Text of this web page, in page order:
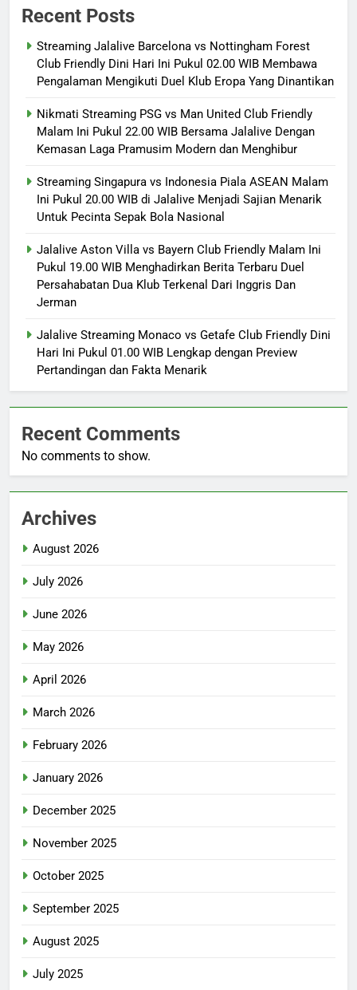
Recent Posts
Streaming Jalalive Barcelona vs Nottingham Forest
Club Friendly Dini Hari Ini Pukul 02.00 WIB Membawa
Pengalaman Mengikuti Duel Klub Eropa Yang Dinantikan
Nikmati Streaming PSG vs Man United Club Friendly
Malam Ini Pukul 22.00 WIB Bersama Jalalive Dengan
Kemasan Laga Pramusim Modern dan Menghibur
Streaming Singapura vs Indonesia Piala ASEAN Malam
Ini Pukul 20.00 WIB di Jalalive Menjadi Sajian Menarik
Untuk Pecinta Sepak Bola Nasional
Jalalive Aston Villa vs Bayern Club Friendly Malam Ini
Pukul 19.00 WIB Menghadirkan Berita Terbaru Duel
Persahabatan Dua Klub Terkenal Dari Inggris Dan
Jerman
Jalalive Streaming Monaco vs Getafe Club Friendly Dini
Hari Ini Pukul 01.00 WIB Lengkap dengan Preview
Pertandingan dan Fakta Menarik
Recent Comments
No comments to show.
Archives
August 2026
July 2026
June 2026
May 2026
April 2026
March 2026
February 2026
January 2026
December 2025
November 2025
October 2025
September 2025
August 2025
July 2025